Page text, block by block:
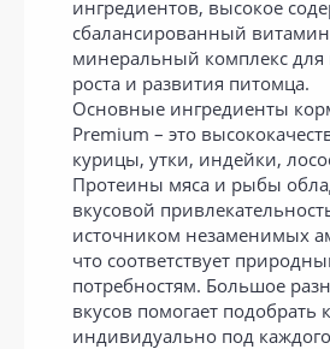
ингредиентов, высокое
сбалансированный
минеральный комплекс для
роста и развития питомца.
Основные ингредиенты
Premium – это
курицы, утки, индейки,
Протеины мяса и рыбы
вкусовой
источником незаменимых
что соответствует
потребностям. Большое
вкусов помогает подобрать
индивидуально под